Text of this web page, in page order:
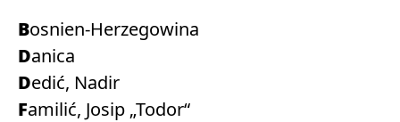
Bosnien-Herzegowina
Danica
Dedić, Nadir
Familić, Josip „Todor“